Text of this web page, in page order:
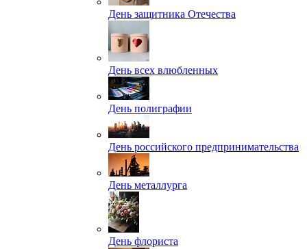
День защитника Отечества
День всех влюбленных
День полиграфии
День российского предпринимательства
День металлурга
День флориста